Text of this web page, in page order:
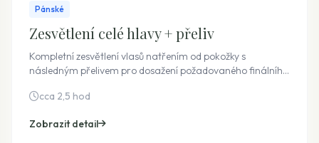
Pánské
Zesvětlení celé hlavy + přeliv
Kompletní zesvětlení vlasů natřením od pokožky s
následným přelivem pro dosažení požadovaného finálního
barva vlasů.
cca 2,5 hod
Zobrazit detail